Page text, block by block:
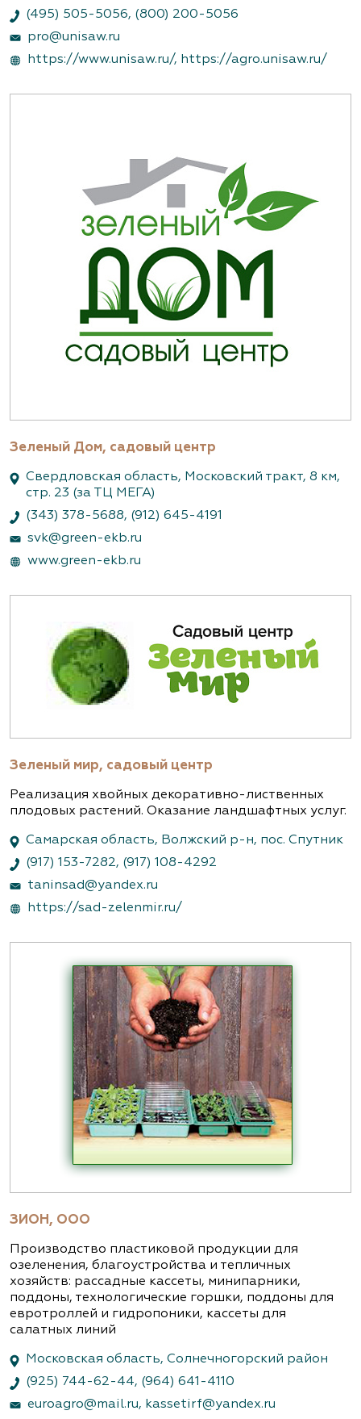
(495) 505-5056, (800) 200-5056
pro@unisaw.ru
https://www.unisaw.ru/, https://agro.unisaw.ru/
Зеленый Дом, садовый центр
Свердловская область, Московский тракт, 8 км,
стр. 23 (за ТЦ МЕГА)
(343) 378-5688, (912) 645-4191
svk@green-ekb.ru
www.green-ekb.ru
Зеленый мир, садовый центр
Реализация хвойных декоративно-лиственных
плодовых растений. Оказание ландшафтных услуг.
Самарская область, Волжский р-н, пос. Спутник
(917) 153-7282, (917) 108-4292
taninsad@yandex.ru
https://sad-zelenmir.ru/
ЗИОН, ООО
Производство пластиковой продукции для
озеленения, благоустройства и тепличных
хозяйств: рассадные кассеты, минипарники,
поддоны, технологические горшки, поддоны для
евротроллей и гидропоники, кассеты для
салатных линий
Московская область, Солнечногорский район
(925) 744-62-44, (964) 641-4110
euroagro@mail.ru, kassetirf@yandex.ru